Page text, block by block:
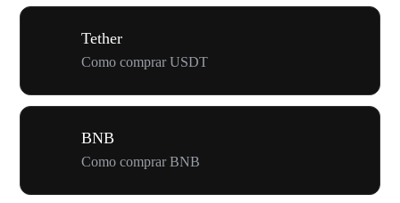
Tether
Como comprar USDT
BNB
Como comprar BNB